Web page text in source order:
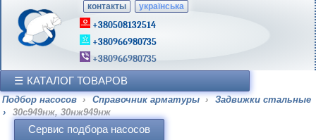
контакты українська
+380508132514
+380966980735
+380966980735
КАТАЛОГ ТОВАРОВ
Подбор насосов › Справочник арматуры ›
Задвижки стальные
›
30с949нж, 30нж949нж
Сервис подбора насосов